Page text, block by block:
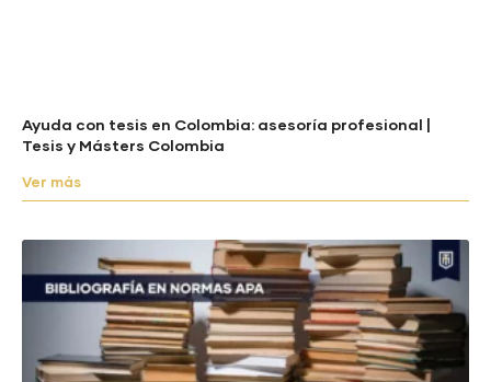
Ayuda con tesis en Colombia: asesoría profesional |
Tesis y Másters Colombia
Ver más